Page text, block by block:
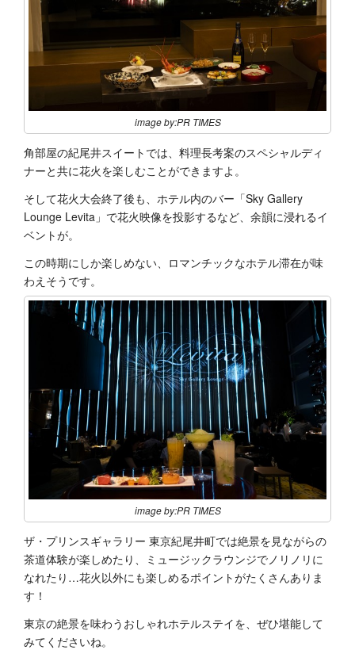
image by:PR TIMES
角部屋の紀尾井スイートでは、料理長考案のスペシャルディ
ナーと共に花火を楽しむことができますよ。
そして花火大会終了後も、ホテル内のバー「Sky Gallery
Lounge Levita」で花火映像を投影するなど、余韻に浸れるイ
ベントが。
この時期にしか楽しめない、ロマンチックなホテル滞在が味
わえそうです。
image by:PR TIMES
ザ・プリンスギャラリー 東京紀尾井町では絶景を見ながらの
茶道体験が楽しめたり、ミュージックラウンジでノリノリに
なれたり…花火以外にも楽しめるポイントがたくさんありま
す！
東京の絶景を味わうおしゃれホテルステイを、ぜひ堪能して
みてくださいね。